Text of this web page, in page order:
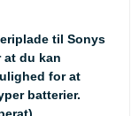
til Sonys
at du kan
for at
batterier.